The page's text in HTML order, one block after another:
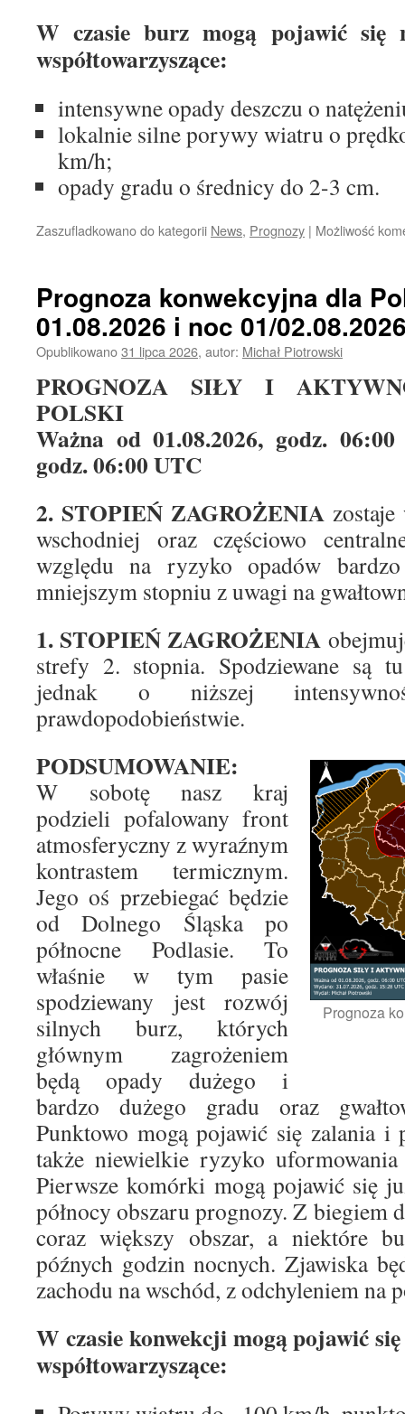
W czasie burz mogą pojawić się
współtowarzyszące:
intensywne opady deszczu o
lokalnie silne porywy wiatru o
km/h;
opady gradu o średnicy do 2-3 cm.
Zaszufladkowano do kategorii News, Prognozy | Możliwość
Prognoza konwekcyjna dla
01.08.2026 i noc 01/
Opublikowano31 lipca 2026, autor: Michał Piotrowski
PROGNOZA SIŁY I
POLSKI
Ważna od 01.08.2026, godz.
godz. 06:00 UTC
2. STOPIEŃ ZAGROŻENIA
wschodniej oraz częściowo
względu na ryzyko opadów
mniejszym stopniu z uwagi na
1. STOPIEŃ ZAGROŻENIA
strefy 2. stopnia. Spodziewane są
jednak o niższej
prawdopodobieństwie.
Prognoza
PODSUMOWANIE:
W sobotę nasz kraj
podzieli pofalowany front
atmosferyczny z wyraźnym
kontrastem termicznym.
Jego oś przebiegać będzie
od Dolnego Śląska po
północne Podlasie. To
właśnie w tym pasie
spodziewany jest rozwój
silnych burz, których
głównym zagrożeniem
będą opady dużego i
bardzo dużego gradu oraz
Punktowo mogą pojawić się zalania i
także niewielkie ryzyko
Pierwsze komórki mogą pojawić się
północy obszaru prognozy. Z biegiem
coraz większy obszar, a niektóre
późnych godzin nocnych. Zjawiska
zachodu na wschód, z odchyleniem na
W czasie konwekcji mogą pojawić
współtowarzyszące: